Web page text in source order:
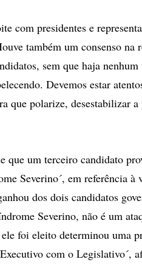
com presidentes e
também um consenso
sem que haja
Devemos estar
que polarize, desestabilizar
que um terceiro candidato
Severino´, em referência
dos dois candidatos
Severino, não é um
foi eleito determinou uma
com o Legislativo´,